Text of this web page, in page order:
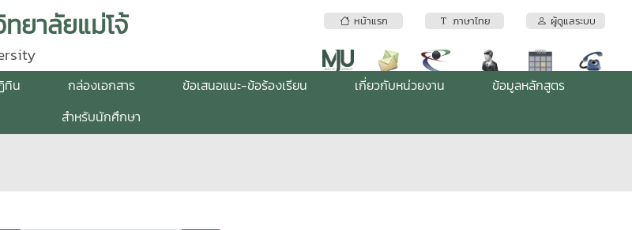
หน้าแรก ภาษาไทย ผู้ดูแลระบบ
ยาลัยแม่โจ้
ทิน กล่องเอกสาร ข้อเสนอแนะ-ข้อร้องเรียน เกี่ยวกับหน่วยงาน
ข้อมูลหลักสูตร
สำหรับนักศึกษา